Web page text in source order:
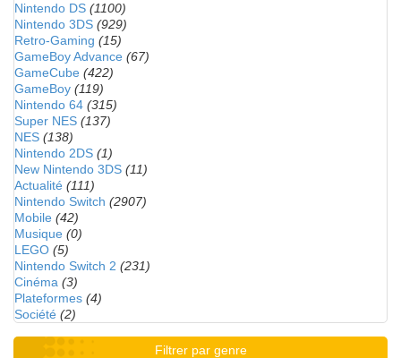
Nintendo DS (1100)
Nintendo 3DS (929)
Retro-Gaming (15)
GameBoy Advance (67)
GameCube (422)
GameBoy (119)
Nintendo 64 (315)
Super NES (137)
NES (138)
Nintendo 2DS (1)
New Nintendo 3DS (11)
Actualité (111)
Nintendo Switch (2907)
Mobile (42)
Musique (0)
LEGO (5)
Nintendo Switch 2 (231)
Cinéma (3)
Plateformes (4)
Société (2)
Filtrer par genre